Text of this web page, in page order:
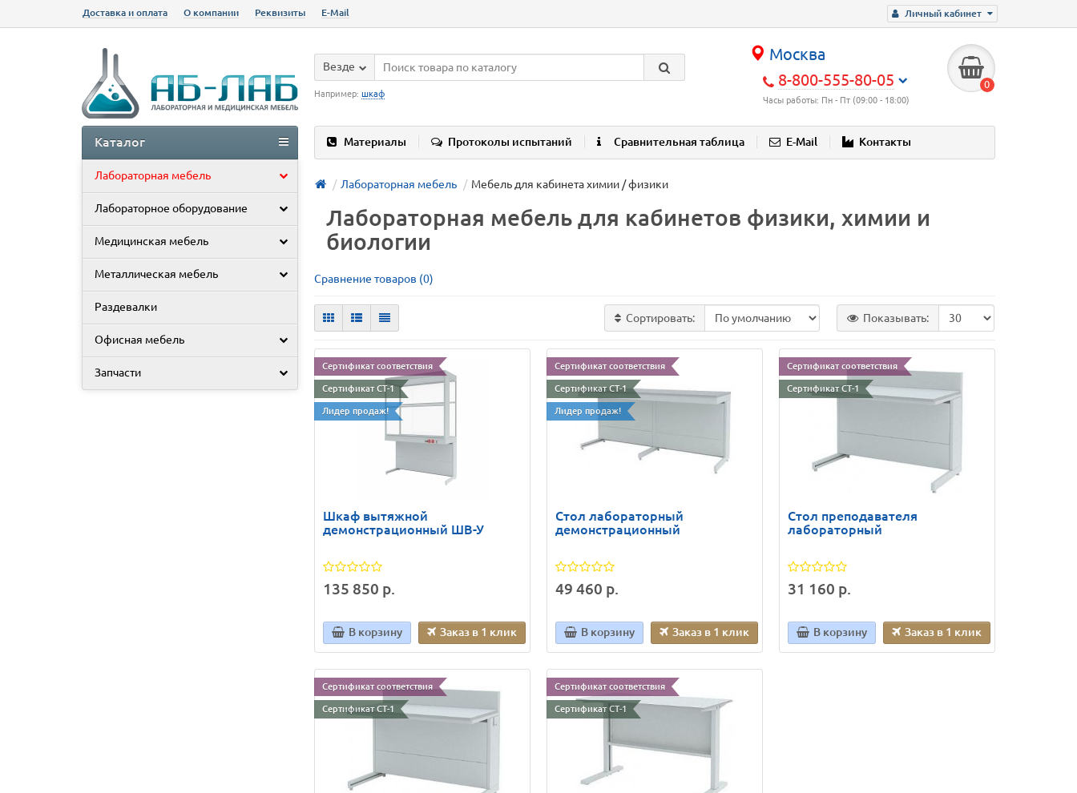
Личный кабинет
Доставка и оплата О компании Реквизиты E-Mail
Москва
8-800-555-80-05
Часы работы: Пн - Пт (09:00 - 18:00)
0
Везде
Например: шкаф
Материалы Протоколы испытаний Сравнительная таблица E-Mail Контакты
Каталог
Лабораторная мебель
Лабораторное оборудование
Медицинская мебель
Металлическая мебель
Раздевалки
Офисная мебель
Запчасти
Лабораторная мебель Мебель для кабинета химии / физики
Лабораторная мебель для кабинетов физики, химии и
биологии
Сравнение товаров (0)
Сортировать: Показывать:
Сертификат соответствия
Сертификат СТ-1
Лидер продаж!
Шкаф вытяжной
демонстрационный ШВ-У
135 850 р.
В корзину Заказ в 1 клик
Сертификат соответствия
Сертификат СТ-1
Лидер продаж!
Стол лабораторный
демонстрационный
49 460 р.
В корзину Заказ в 1 клик
Сертификат соответствия
Сертификат СТ-1
Стол преподавателя
лабораторный
31 160 р.
В корзину Заказ в 1 клик
Сертификат соответствия
Сертификат СТ-1
Сертификат соответствия
Сертификат СТ-1